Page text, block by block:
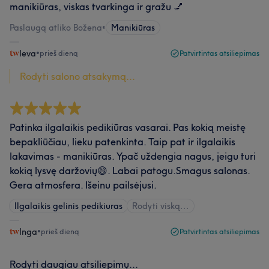
manikiūras, viskas tvarkinga ir gražu 💅
Paslaugą atliko Božena• Manikiūras
Ieva•prieš dieną Patvirtintas atsiliepimas
Rodyti salono atsakymą...
Patinka ilgalaikis pedikiūras vasarai. Pas kokią meistę
bepakliūčiau, lieku patenkinta. Taip pat ir ilgalaikis
lakavimas - manikiūras. Ypač uždengia nagus, jeigu turi
kokią lysvę daržovių😄. Labai patogu.Smagus salonas.
Gera atmosfera. Išeinu pailsėjusi.
Ilgalaikis gelinis pedikiuras Rodyti viską...
Inga•prieš dieną Patvirtintas atsiliepimas
Rodyti daugiau atsiliepimų...